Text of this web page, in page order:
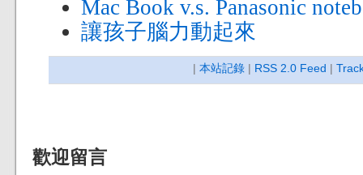
Mac Book v.s. Panasonic
讓孩子腦力動起來
| 本站記錄 | RSS 2.0 Feed |
歡迎留言